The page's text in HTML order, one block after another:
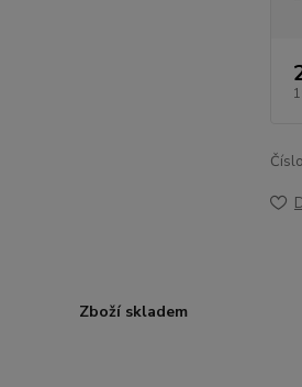
Zboží skladem